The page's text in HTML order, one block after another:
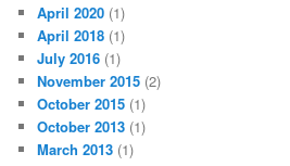
April 2020 (1)
April 2018 (1)
July 2016 (1)
November 2015 (2)
October 2015 (1)
October 2013 (1)
March 2013 (1)